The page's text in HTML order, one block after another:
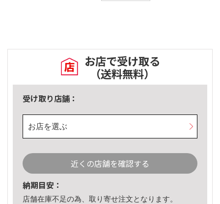
お店で受け取る
（送料無料）
受け取り店舗：
お店を選ぶ
近くの店舗を確認する
納期目安：
店舗在庫不足の為、取り寄せ注文となります。